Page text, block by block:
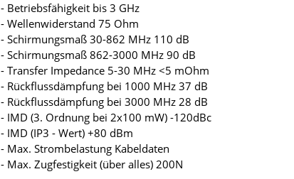
- Betriebsfähigkeit bis 3 GHz
- Wellenwiderstand 75 Ohm
- Schirmungsmaß 30-862 MHz 110 dB
- Schirmungsmaß 862-3000 MHz 90 dB
- Transfer Impedance 5-30 MHz <5 mOhm
- Rückflussdämpfung bei 1000 MHz 37 dB
- Rückflussdämpfung bei 3000 MHz 28 dB
- IMD (3. Ordnung bei 2x100 mW) -120dBc
- IMD (IP3 - Wert) +80 dBm
- Max. Strombelastung Kabeldaten
- Max. Zugfestigkeit (über alles) 200N